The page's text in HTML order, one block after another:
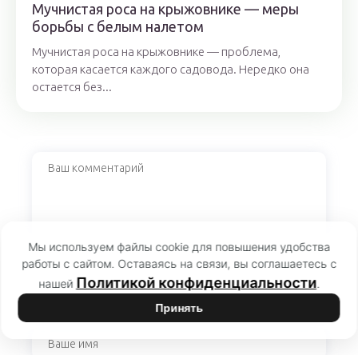
Мучнистая роса на крыжовнике — меры
борьбы с белым налетом
Мучнистая роса на крыжовнике — проблема,
которая касается каждого садовода. Нередко она
остается без...
Мы используем файлы cookie для повышения удобства
работы с сайтом. Оставаясь на связи, вы соглашаетесь с
нашей Политикой конфиденциальности.
Принять